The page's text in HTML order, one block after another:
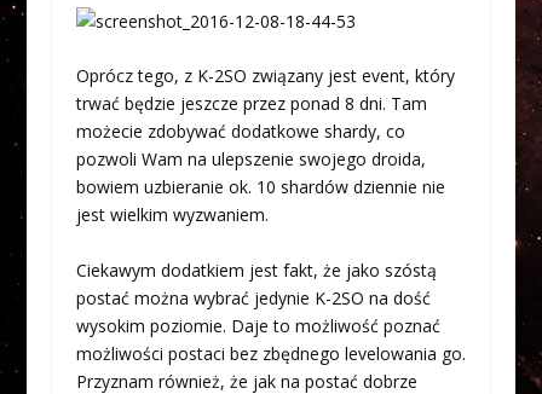
Oprócz tego, z K-2SO związany jest event, który
trwać będzie jeszcze przez ponad 8 dni. Tam
możecie zdobywać dodatkowe shardy, co
pozwoli Wam na ulepszenie swojego droida,
bowiem uzbieranie ok. 10 shardów dziennie nie
jest wielkim wyzwaniem.
Ciekawym dodatkiem jest fakt, że jako szóstą
postać można wybrać jedynie K-2SO na dość
wysokim poziomie. Daje to możliwość poznać
możliwości postaci bez zbędnego levelowania go.
Przyznam również, że jak na postać dobrze